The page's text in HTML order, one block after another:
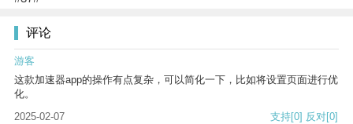
评论
游客
这款加速器app的操作有点复杂，可以简化一下，比如将设置页面进行优
化。
2025-02-07
支持[0] 反对[0]